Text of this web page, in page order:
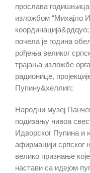
прослава годишњица
изложбом “Михајло
почела је година
рођења великог
трајања изложбе
радионице,
Пупину&хеллип;
Народни музеј
подизању нивоа
Идворског Пупина и
афирмацији српског
велико признање
настави са идејом